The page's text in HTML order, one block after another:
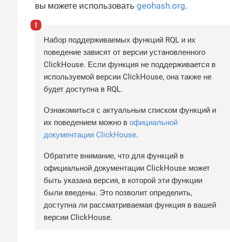
вы можете использовать geohash.org.
Набор поддерживаемых функций RQL и их
поведение зависят от версии установленного
ClickHouse. Если функция не поддерживается в
используемой версии ClickHouse, она также не
будет доступна в RQL.
Ознакомиться с актуальным списком функций и
их поведением можно в официальной
документации ClickHouse.
Обратите внимание, что для функций в
официальной документации ClickHouse может
быть указана версия, в которой эти функции
были введены. Это позволит определить,
доступна ли рассматриваемая функция в вашей
версии ClickHouse.